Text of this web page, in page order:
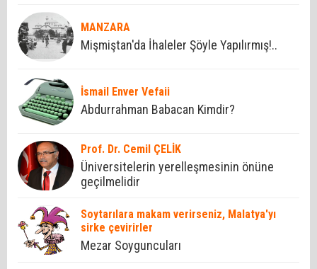
MANZARA
Mişmiştan'da İhaleler Şöyle Yapılırmış!..
İsmail Enver Vefaii
Abdurrahman Babacan Kimdir?
Prof. Dr. Cemil ÇELİK
Üniversitelerin yerelleşmesinin önüne
geçilmelidir
Soytarılara makam verirseniz, Malatya'yı
sirke çevirirler
Mezar Soyguncuları